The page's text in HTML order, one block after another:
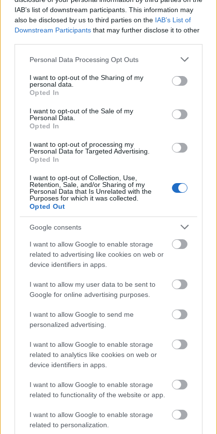
IAB’s list of downstream participants. This information may
also be disclosed by us to third parties on the IAB’s List of
Downstream Participants that may further disclose it to other
Please note that this website/app uses one or more Google
not limited to your visit or usage behaviour. You may click to
grant or deny consent to Google and its third-party tags to
use your data for below specified purposes in below Google
consent section.
Personal Data Processing Opt Outs
I want to opt-out of the Sharing of my
personal data.
Opted In
I want to opt-out of the Sale of my
Personal Data.
Opted In
I want to opt-out of processing my
Personal Data for Targeted Advertising.
Opted In
I want to opt-out of Collection, Use,
Retention, Sale, and/or Sharing of my
Personal Data that Is Unrelated with the
Purposes for which it was collected.
Opted Out
Google consents
I want to allow Google to enable storage
related to advertising like cookies on web or
device identifiers in apps.
I want to allow my user data to be sent to
Google for online advertising purposes.
I want to allow Google to send me
personalized advertising.
I want to allow Google to enable storage
related to analytics like cookies on web or
device identifiers in apps.
I want to allow Google to enable storage
related to functionality of the website or app.
I want to allow Google to enable storage
related to personalization.
Aktuális
Hőség és vízhiány - itatók feltöltésével segítik a
vadállományt a somogyi erdőkben
Helyi hírek
Amire többmillióan vártunk: szombattól másodfokúra
csökken a riasztás
MAGYAR ÉPÍTŐK